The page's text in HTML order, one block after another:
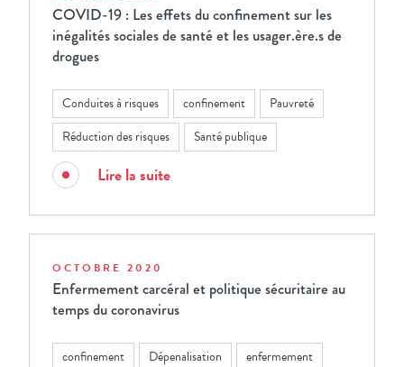
COVID-19 : Les effets du confinement sur les
inégalités sociales de santé et les usager.ère.s de
drogues
Conduites à risques confinement
Pauvreté
Réduction des risques
Santé publique
Lire la suite
OCTOBRE 2020
Enfermement carcéral et politique sécuritaire au
temps du coronavirus
confinement Dépenalisation
enfermement